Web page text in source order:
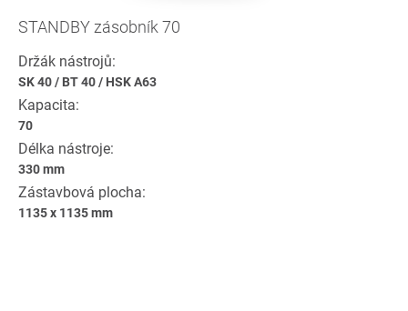
STANDBY zásobník 70
Držák nástrojů:
SK 40/ BT 40/ HSK A63
Kapacita:
70
Délka nástroje:
330 mm
Zástavbová plocha:
1135 x 1135 mm